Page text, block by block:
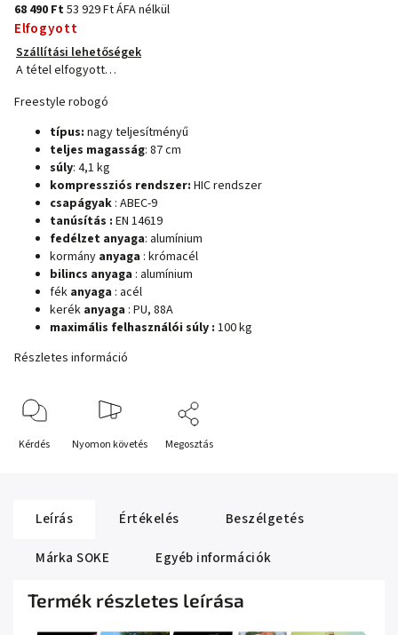
68 490 Ft53 929 Ft ÁFA nélkül
Elfogyott
Szállítási lehetőségek
A tétel elfogyott…
Freestyle robogó
típus: nagy teljesítményű
teljes magasság: 87 cm
súly: 4,1 kg
kompressziós rendszer: HIC rendszer
csapágyak : ABEC-9
tanúsítás : EN 14619
fedélzet anyaga: alumínium
kormány anyaga : krómacél
bilincs anyaga : alumínium
fék anyaga : acél
kerék anyaga : PU, 88A
maximális felhasználói súly : 100 kg
Részletes információ
Kérdés Nyomon követés Megosztás
Leírás Értékelés
Beszélgetés
Márka SOKE Egyéb információk
Termék részletes leírása